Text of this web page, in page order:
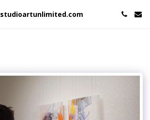
studioartunlimited.com